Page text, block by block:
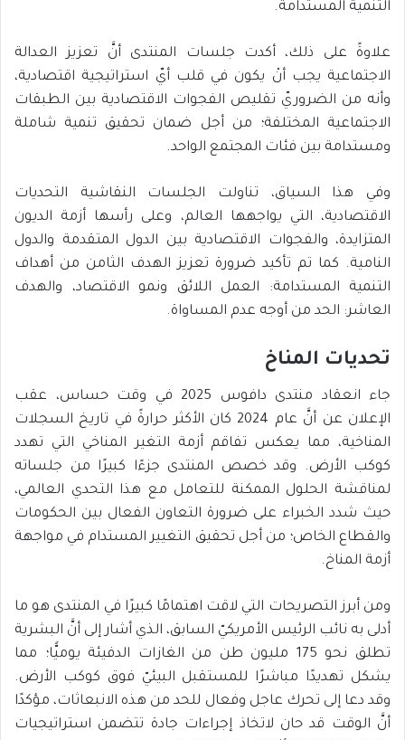
التنمية المستدامة.
علاوةً على ذلك، أكدت جلسات المنتدى أنَّ تعزيز العدالة
الاجتماعية يجب أنْ يكون في قلب أيّ استراتيجية اقتصادية،
وأنه من الضروريّ تقليص الفجوات الاقتصادية بين الطبقات
الاجتماعية المختلفة؛ من أجل ضمان تحقيق تنمية شاملة
ومستدامة بين فئات المجتمع الواحد.
وفي هذا السياق، تناولت الجلسات النقاشية التحديات
الاقتصادية، التي يواجهها العالم، وعلى رأسها أزمة الديون
المتزايدة، والفجوات الاقتصادية بين الدول المتقدمة والدول
النامية. كما تم تأكيد ضرورة تعزيز الهدف الثامن من أهداف
التنمية المستدامة: العمل اللائق ونمو الاقتصاد، والهدف
العاشر: الحد من أوجه عدم المساواة.
تحديات المناخ
جاء انعقاد منتدى دافوس 2025 في وقت حساس، عقب
الإعلان عن أنَّ عام 2024 كان الأكثر حرارةً في تاريخ السجلات
المناخية، مما يعكس تفاقم أزمة التغير المناخي التي تهدد
كوكب الأرض. وقد خصص المنتدى جزءًا كبيرًا من جلساته
لمناقشة الحلول الممكنة للتعامل مع هذا التحدي العالمي،
حيث شدد الخبراء على ضرورة التعاون الفعال بين الحكومات
والقطاع الخاص؛ من أجل تحقيق التغيير المستدام في مواجهة
أزمة المناخ.
ومن أبرز التصريحات التي لاقت اهتمامًا كبيرًا في المنتدى هو ما
أدلى به نائب الرئيس الأمريكيّ السابق، الذي أشار إلى أنَّ البشرية
تطلق نحو 175 مليون طن من الغازات الدفيئة يوميًّا؛ مما
يشكل تهديدًا مباشرًا للمستقبل البيئيّ فوق كوكب الأرض.
وقد دعا إلى تحرك عاجل وفعال للحد من هذه الانبعاثات، مؤكدًا
أنَّ الوقت قد حان لاتخاذ إجراءات جادة تتضمن استراتيجيات